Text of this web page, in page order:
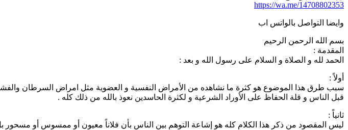
https://wa.me/14708802353
وايضا التواصل بالواتس اب
بسم الله الرحمن الرحيم
المقدمة :
الحمد لله و الصلاة و السلام على رسول الله و بعد :
أولاً :
سبب طرق هذا الموضوع هو كثرة ما نشاهده من الأمراض النفسية و العضوية مثل امراض السرطان والفشل
قبل الناس و قلة الحفاظ على الأوراد الشرعية و لكثرة الحاسدين نعوذ بالله من ذلك كله .
ثانياً :
ليس المقصود من ذكر هذا الكلام كله هو إشاعة التوهم بين الناس بأن فلاناً معيون أو ممسوس أو مسحور